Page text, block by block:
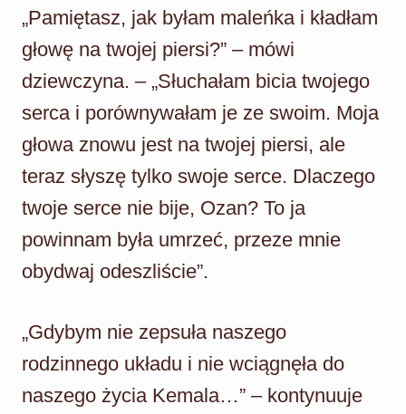
„Pamiętasz, jak byłam maleńka i kładłam
głowę na twojej piersi?” – mówi
dziewczyna. – „Słuchałam bicia twojego
serca i porównywałam je ze swoim. Moja
głowa znowu jest na twojej piersi, ale
teraz słyszę tylko swoje serce. Dlaczego
twoje serce nie bije, Ozan? To ja
powinnam była umrzeć, przeze mnie
obydwaj odeszliście”.
„Gdybym nie zepsuła naszego
rodzinnego układu i nie wciągnęła do
naszego życia Kemala…” – kontynuuje